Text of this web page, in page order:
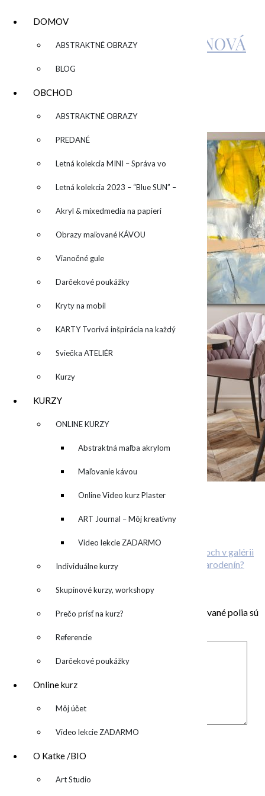
DOMOV
▼ ABSTRAKTNÉ OBRAZY
BLOG
OBCHOD
▼ ABSTRAKTNÉ OBRAZY
PREDANÉ
Letná kolekcia MINI – Správa vo
fľaši
Letná kolekcia 2023 – “Blue SUN” –
“Modré slnko”
Akryl & mixedmedia na papieri
Obrazy maľované KÁVOU
Vianočné gule
Darčekové poukážky
Kryty na mobil
KARTY Tvorivá inšpirácia na každý
deň
Sviečka ATELIÉR
Kurzy
KURZY
▼ ONLINE KURZY
▼ Abstraktná maľba akrylom
(Mixed Media)
Maľovanie kávou
Online Video kurz Plaster
ART
ART Journal – Môj kreatívny
denník
Video lekcie ZADARMO
Individuálne kurzy
Skupinové kurzy, workshopy
Prečo prísť na kurz?
Referencie
Darčekové poukážky
Online kurz
▼ Môj účet
Video lekcie ZADARMO
O Katke /BIO
▼ Art Studio
KATARÍNA SUJOVÁ KALMANOVÁ
IMG_9122 2
byadminLeave a Comment
Related Posts
Stiahni si wallpaper alebo desktop pozadie
ONLINE kurz abstraktnej maľby
O deťoch v galérii
Plánujete svadbu? Alebo originálnu oslavu narodenín?
Pridaj komentár
Vaša e-mailová adresa nebude zverejnená.
Vyžadované polia sú